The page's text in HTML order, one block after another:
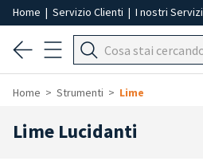
Home | Servizio Clienti | I nostri Servizi
Home Strumenti Lime
Lime Lucidanti